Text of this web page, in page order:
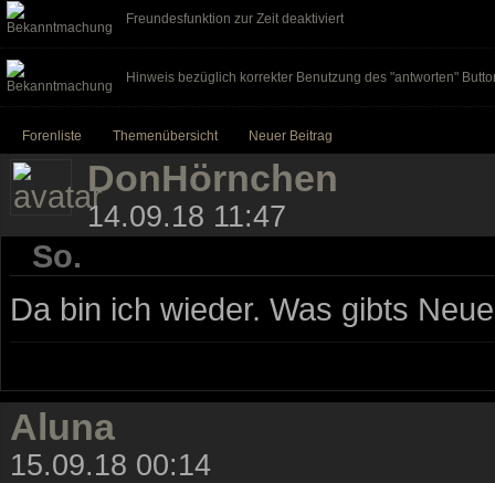
Freundesfunktion zur Zeit deaktiviert
Hinweis bezüglich korrekter Benutzung des "antworten"
Forenliste Themenübersicht Neuer Beitrag
DonHörnchen
14.09.18 11:47
So.
Da bin ich wieder. Was gibts
Aluna
15.09.18 00:14